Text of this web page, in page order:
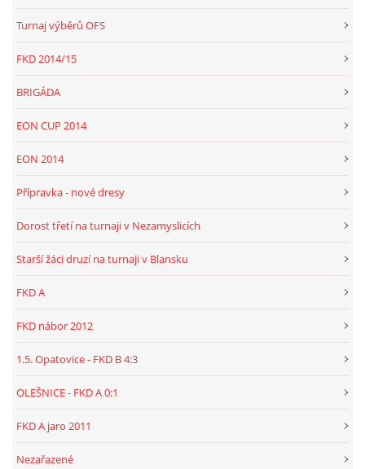
Turnaj výběrů OFS
FKD 2014/15
BRIGÁDA
EON CUP 2014
EON 2014
Přípravka - nové dresy
Dorost třetí na turnaji v Nezamyslicích
Starší žáci druzí na turnaji v Blansku
FKD A
FKD nábor 2012
1.5. Opatovice - FKD B 4:3
OLEŠNICE - FKD A 0:1
FKD A jaro 2011
Nezařazené